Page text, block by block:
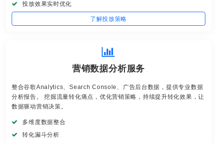
投放效果实时优化
了解投放策略
营销数据分析服务
整合谷歌Analytics、Search Console、广告后台数据，提供专业数据
分析报告。 挖掘流量转化痛点，优化营销策略，持续提升转化效果，让
数据驱动营销决策。
多维度数据整合
转化漏斗分析